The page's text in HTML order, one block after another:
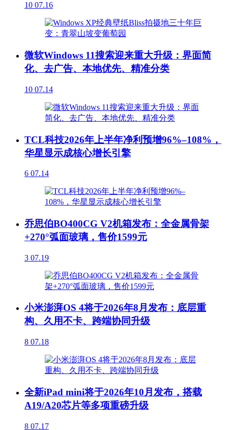
10 07.16
微软Windows 11搜索迎来重大升级：界面简
化、去广告、本地优先、精准分类
10 07.14
TCL科技2026年上半年净利预增96%–108%，
华星显示成核心增长引擎
6 07.14
乔思伯BO400CG V2机箱发布：全金属骨架
+270°弧面玻璃，售价1599元
3 07.19
小米澎湃OS 4将于2026年8月发布：底层重
构、久用不卡、跨端协同升级
8 07.18
全新iPad mini将于2026年10月发布，搭载
A19/A20芯片等多项重磅升级
8 07.17